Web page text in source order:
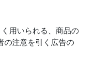
用いられる、商品の
の注意を引く広告の